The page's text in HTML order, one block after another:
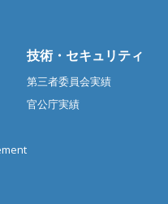
技術・セキュリティ
第三者委員会実績
官公庁実績